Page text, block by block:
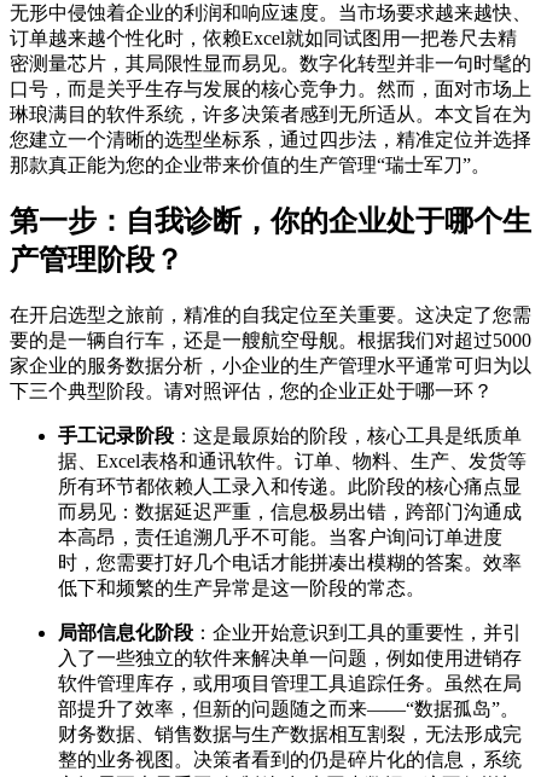
无形中侵蚀着企业的利润和响应速度。当市场要求越来越快、
订单越来越个性化时，依赖Excel就如同试图用一把卷尺去精
密测量芯片，其局限性显而易见。数字化转型并非一句时髦的
口号，而是关乎生存与发展的核心竞争力。然而，面对市场上
琳琅满目的软件系统，许多决策者感到无所适从。本文旨在为
您建立一个清晰的选型坐标系，通过四步法，精准定位并选择
那款真正能为您的企业带来价值的生产管理“瑞士军刀”。
第一步：自我诊断，你的企业处于哪个生
产管理阶段？
在开启选型之旅前，精准的自我定位至关重要。这决定了您需
要的是一辆自行车，还是一艘航空母舰。根据我们对超过5000
家企业的服务数据分析，小企业的生产管理水平通常可归为以
下三个典型阶段。请对照评估，您的企业正处于哪一环？
手工记录阶段 ：这是最原始的阶段，核心工具是纸质单
据、Excel表格和通讯软件。订单、物料、生产、发货等
所有环节都依赖人工录入和传递。此阶段的核心痛点显
而易见：数据延迟严重，信息极易出错，跨部门沟通成
本高昂，责任追溯几乎不可能。当客户询问订单进度
时，您需要打好几个电话才能拼凑出模糊的答案。效率
低下和频繁的生产异常是这一阶段的常态。
局部信息化阶段 ：企业开始意识到工具的重要性，并引
入了一些独立的软件来解决单一问题，例如使用进销存
软件管理库存，或用项目管理工具追踪任务。虽然在局
部提升了效率，但新的问题随之而来——“数据孤岛”。
财务数据、销售数据与生产数据相互割裂，无法形成完
整的业务视图。决策者看到的仍是碎片化的信息，系统